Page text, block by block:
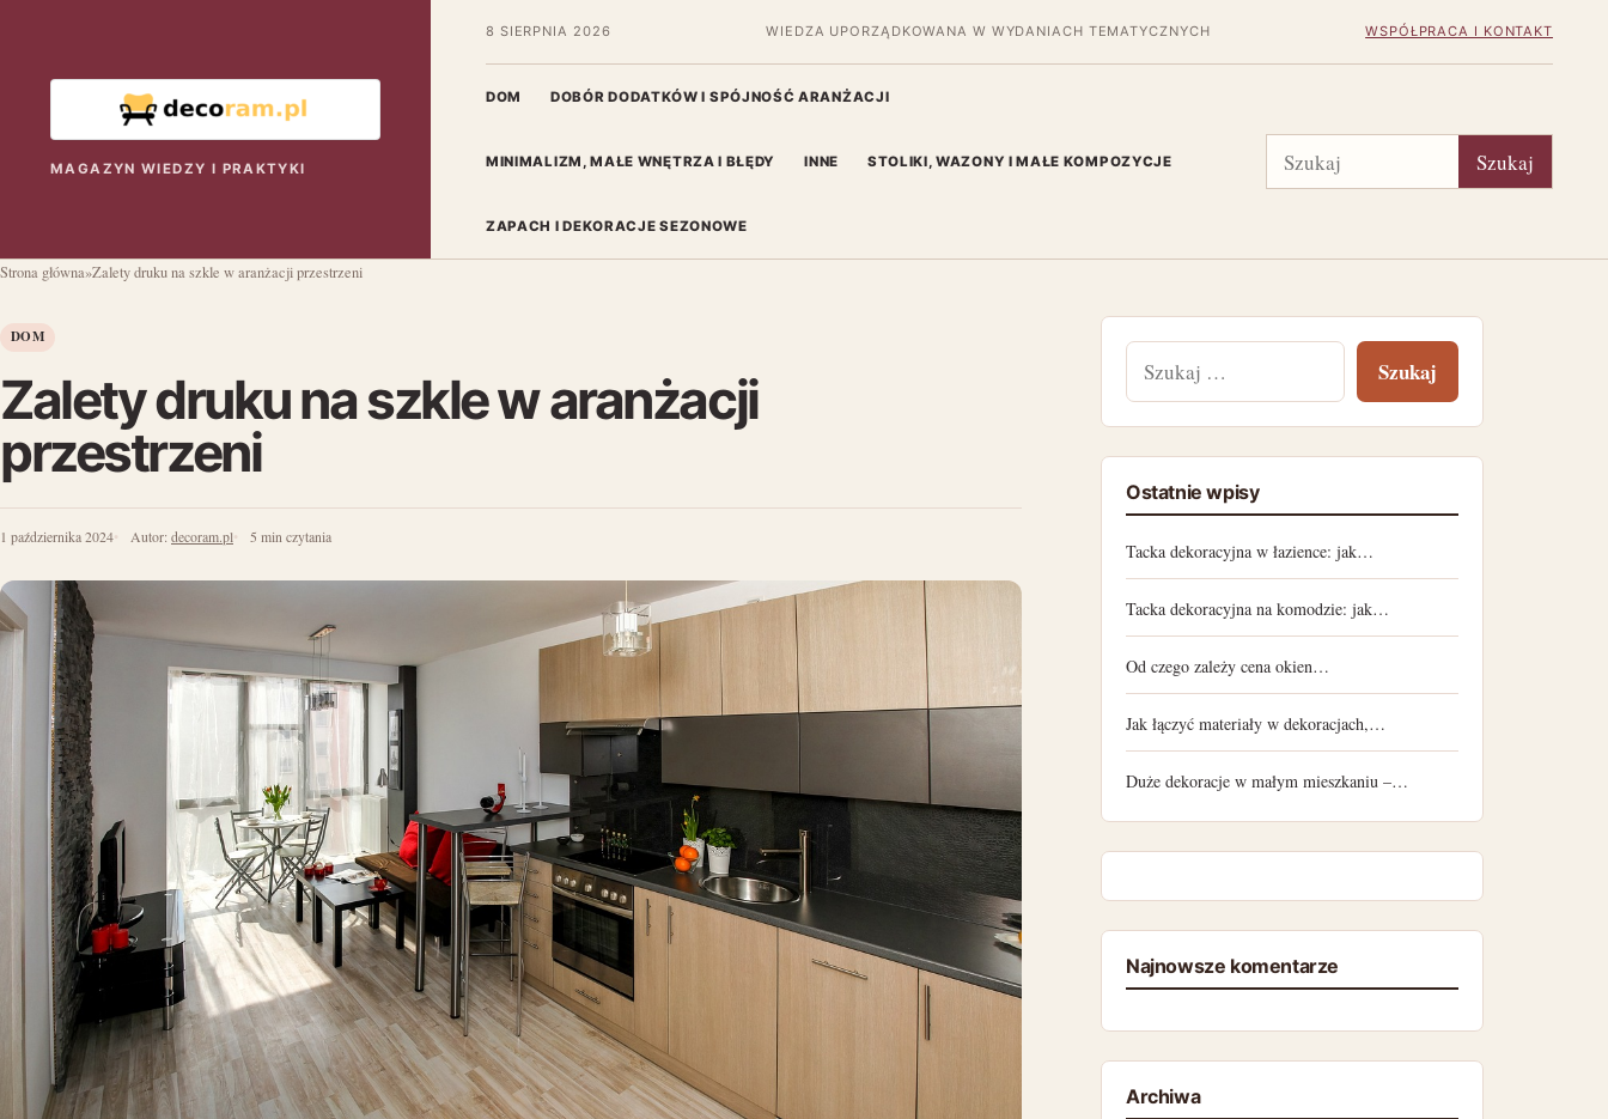
MAGAZYN WIEDZY I PRAKTYKI
8 SIERPNIA 2026 WIEDZA UPORZĄDKOWANA W WYDANIACH TEMATYCZNYCH WSPÓŁPRACA I KONTAKT
DOM DOBÓR DODATKÓW I SPÓJNOŚĆ ARANŻACJI
MINIMALIZM, MAŁE WNĘTRZA I BŁĘDY INNE STOLIKI, WAZONY I MAŁE KOMPOZYCJE
ZAPACH I DEKORACJE SEZONOWE
Szukaj Szukaj
Strona główna»Zalety druku na szkle w aranżacji przestrzeni
DOM
Zalety druku na szkle w aranżacji
przestrzeni
1 października 2024 Autor: decoram.pl 5 min czytania
Ostatnie wpisy
Tacka dekoracyjna w łazience: jak…
Tacka dekoracyjna na komodzie: jak…
Od czego zależy cena okien…
Jak łączyć materiały w dekoracjach,…
Duże dekoracje w małym mieszkaniu –…
Najnowsze komentarze
Archiwa